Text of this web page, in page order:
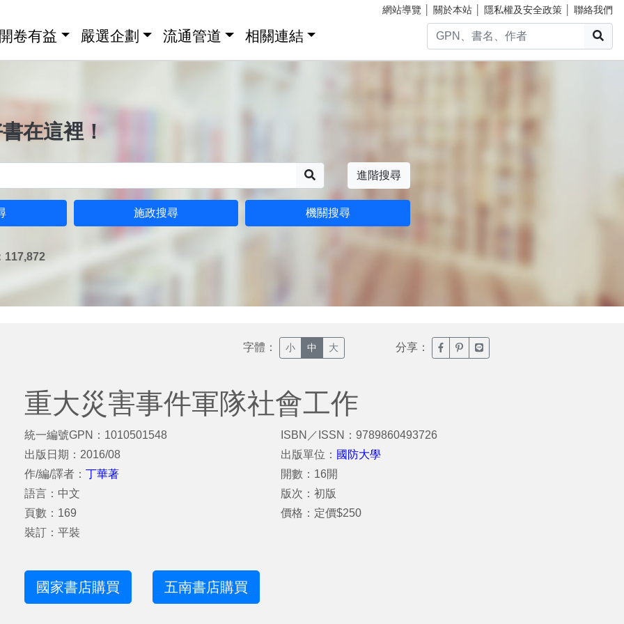
網站導覽 關於本站 隱私權及安全政策 聯絡我們
卷有益 嚴選企劃 流通管道 相關連結
在這裡！
進階搜尋
施政搜尋 機關搜尋
117,872
字體： 小 中 大 分享： 臉書分享(另開新視窗)
噗浪分享(另開新視窗)
Line分享(另開新視窗)
重大災害事件軍隊社會工作
統一編號GPN：1010501548
出版日期：2016/08
作/編/譯者： 丁華著
語言：中文
頁數：169
裝訂：平裝
ISBN／ISSN：9789860493726
出版單位： 國防大學
開數：16開
版次：初版
價格：定價$250
國家書店購買 五南書店購買